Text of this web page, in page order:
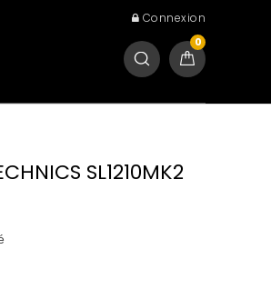
Connexion
0
SL1210MK2